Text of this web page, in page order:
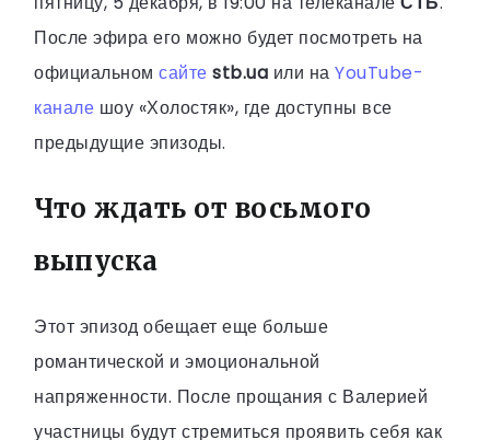
После эфира его можно будет посмотреть на
официальном сайте stb.ua или на YouTube-
канале шоу «Холостяк», где доступны все
предыдущие эпизоды.
Что ждать от восьмого
выпуска
Этот эпизод обещает еще больше
романтической и эмоциональной
напряженности. После прощания с Валерией
участницы будут стремиться проявить себя как